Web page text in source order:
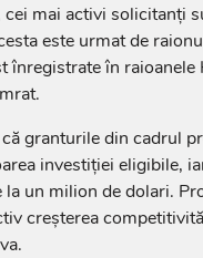
cei mai activi solicitanți
este urmat de
înregistrate în
granturile din cadrul
investiției eligibile,
la un milion de dolari.
creșterea